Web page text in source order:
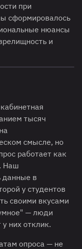
при
сформировалось
нюансы
и
тысяч
смысле, но
работает как
Наш
данные в
у студентов
своими вкусами
— люди
них отклик.
опроса — не